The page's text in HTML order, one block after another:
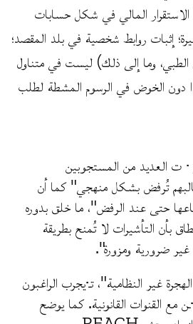
المالي في شكل حسابات
إثبات روابط شخصية في بلد المقصد؛
الطبي، وما إلى ذلك) ليست في متناول
دون الخوض في الرسوم المشطة لطلب
· ت العديد من المستجوبين
تُرفض بشكل منهجي" كما أن
حتى عند الرفض"، ما خلق بدوره
بأن التأشيرات لا تُمنح بطريقة
غير ضرورية ومزورة".
غير النظامية"، تـ·يجرب الراغبون
مع القنوات القانونية. كما يوضح